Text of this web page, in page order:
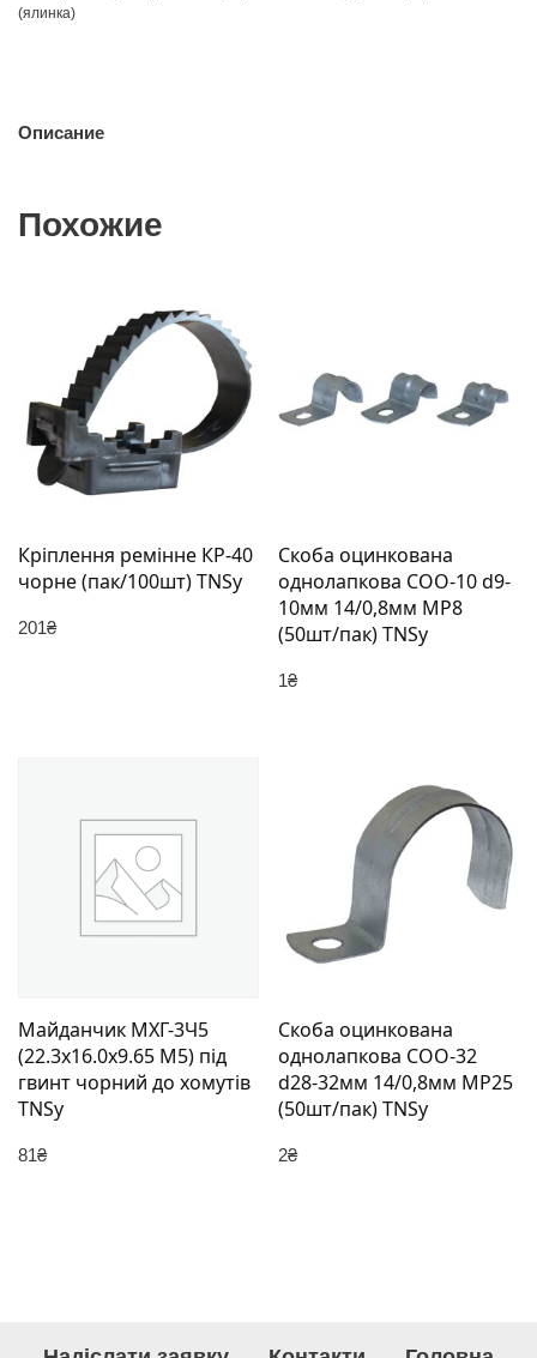
(ялинка)
Описание
Похожие
Кріплення ремінне КР-40
чорне (пак/100шт) TNSy
201₴
Скоба оцинкована
однолапкова СОО-10 d9-
10мм 14/0,8мм МР8
(50шт/пак) TNSy
1₴
Майданчик МХГ-3Ч5
(22.3х16.0х9.65 М5) під
гвинт чорний до хомутів
TNSy
81₴
Скоба оцинкована
однолапкова СОО-32
d28-32мм 14/0,8мм МР25
(50шт/пак) TNSy
2₴